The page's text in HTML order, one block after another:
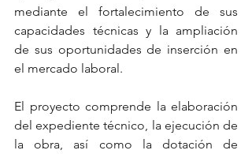
mediante el fortalecimiento de sus
capacidades técnicas y la ampliación
de sus oportunidades de inserción en
el mercado laboral.
El proyecto comprende la elaboración
del expediente técnico, la ejecución de
la obra, así como la dotación de